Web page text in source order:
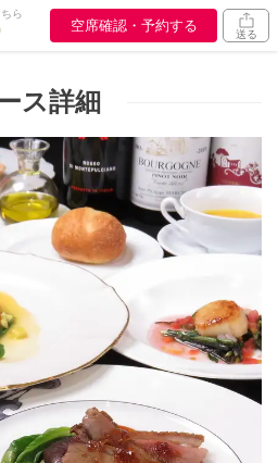
ら
空席確認・予約する 送る
ス詳細